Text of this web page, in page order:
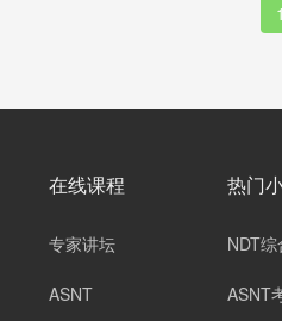
1
在线课程
专家讲坛
ASNT
热门
NDT
ASNT